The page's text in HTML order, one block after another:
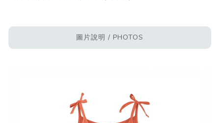
圖片說明 / PHOTOS